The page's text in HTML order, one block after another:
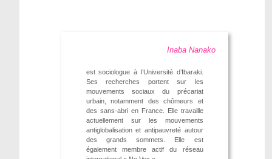
Inaba Nanako
est sociologue à l’Université d’Ibaraki.
Ses recherches portent sur les
mouvements sociaux du précariat
urbain, notamment des chômeurs et
des sans-abri en France. Elle travaille
actuellement sur les mouvements
antiglobalisation et antipauvreté autour
des grands sommets. Elle est
également membre actif du réseau